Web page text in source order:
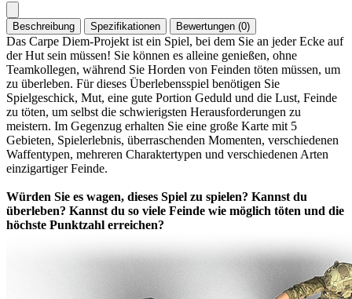
Beschreibung Spezifikationen Bewertungen (0)
Das Carpe Diem-Projekt ist ein Spiel, bei dem Sie an jeder Ecke auf
der Hut sein müssen! Sie können es alleine genießen, ohne
Teamkollegen, während Sie Horden von Feinden töten müssen, um
zu überleben. Für dieses Überlebensspiel benötigen Sie
Spielgeschick, Mut, eine gute Portion Geduld und die Lust, Feinde
zu töten, um selbst die schwierigsten Herausforderungen zu
meistern. Im Gegenzug erhalten Sie eine große Karte mit 5
Gebieten, Spielerlebnis, überraschenden Momenten, verschiedenen
Waffentypen, mehreren Charaktertypen und verschiedenen Arten
einzigartiger Feinde.
Würden Sie es wagen, dieses Spiel zu spielen? Kannst du
überleben? Kannst du so viele Feinde wie möglich töten und die
höchste Punktzahl erreichen?